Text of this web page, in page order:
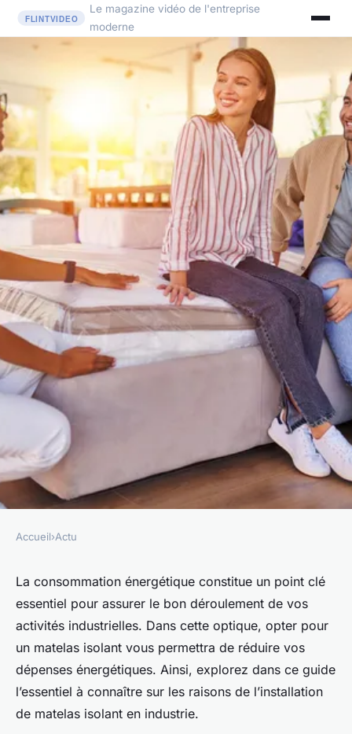
Le magazine vidéo de l'entreprise
moderne
Installation de matelas isolant
sur-mesure : une solution
pratique pour vos locaux
industriels
giselle•27 janvier 2024• 2 min de lecture
Accueil›Actu
La consommation énergétique constitue un point clé
essentiel pour assurer le bon déroulement de vos
activités industrielles. Dans cette optique, opter pour
un matelas isolant vous permettra de réduire vos
dépenses énergétiques. Ainsi, explorez dans ce guide
l’essentiel à connaître sur les raisons de l’installation
de matelas isolant en industrie.